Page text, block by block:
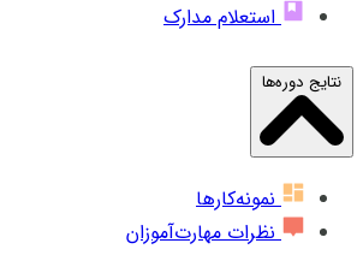
استعلام مدارک
نتایج دوره‌ها
نمونه‌کارها
نظرات مهارت‌آموزان